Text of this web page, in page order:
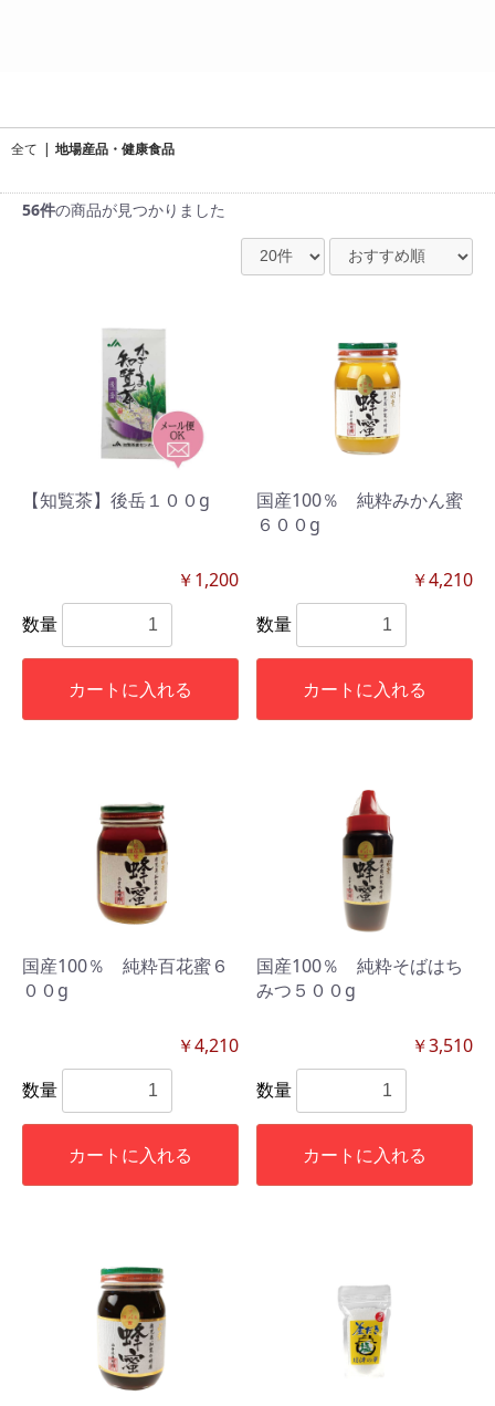
全て | 地場産品・健康食品
56件の商品が見つかりました
【知覧茶】後岳１００g
￥1,200
数量
カートに入れる
国産100％ 純粋みかん蜜
６００g
￥4,210
数量
カートに入れる
国産100％ 純粋百花蜜６
００g
￥4,210
数量
カートに入れる
国産100％ 純粋そばはち
みつ５００g
￥3,510
数量
カートに入れる